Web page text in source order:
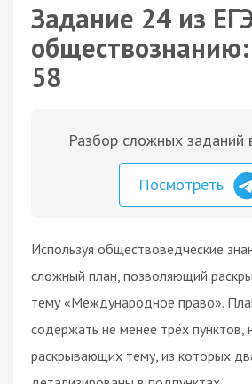
Задание 24 из
58
Разбор сложных заданий
Посмотреть
Используя обществоведческие
сложный план, позволяющий
тему «Международное право».
содержать не менее трёх пунктов,
раскрывающих тему, из которых